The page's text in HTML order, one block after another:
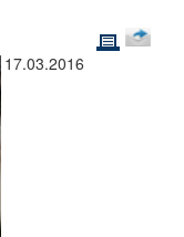
17.03.2016